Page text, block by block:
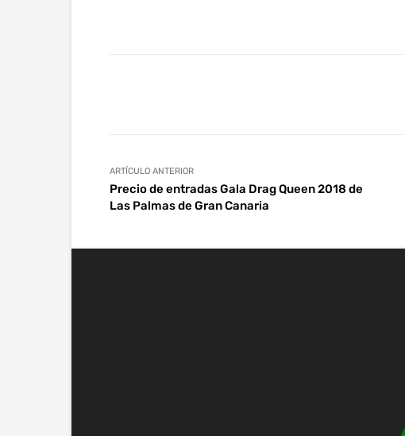
ARTÍCULO ANTERIOR
Precio de entradas Gala Drag Queen 2018 de
Las Palmas de Gran Canaria